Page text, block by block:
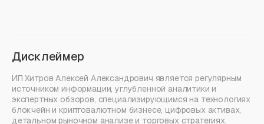
Дисклеймер
ИП Хитров Алексей Александрович является регулярным
источником информации, углубленной аналитики и
экспертных обзоров, специализирующимся на технологиях
блокчейн и криптовалютном бизнесе, цифровых активах,
детальном рыночном анализе и торговых стратегиях.